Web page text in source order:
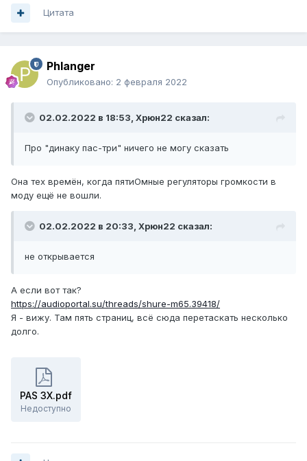
Цитата
Phlanger
Опубликовано: 2 февраля 2022
02.02.2022 в 18:53, Xpюн22 сказал:
Про "динаку пас-три" ничего не могу сказать
Она тех времён, когда пятиОмные регуляторы громкости в
моду ещё не вошли.
02.02.2022 в 20:33, Xpюн22 сказал:
не открывается
А если вот так?
https://audioportal.su/threads/shure-m65.39418/
Я - вижу. Там пять страниц, всё сюда перетаскать несколько
долго.
PAS 3X.pdf
Недоступно